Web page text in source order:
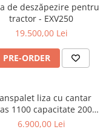
de deszăpezire pentru
tractor - EXV250
19.500,00 Lei
PRE-ORDER
liza cu cantar
1100 capacitate 2000
KG
6.900,00 Lei